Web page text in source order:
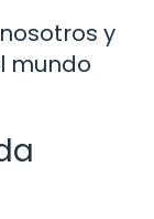
y
mundo